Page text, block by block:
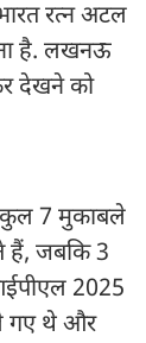
रत्न अटल
है. लखनऊ
देखने को
कुल 7 मुकाबले
हैं, जबकि 3
2025
गए थे और